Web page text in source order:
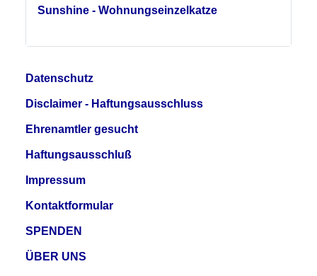
Sunshine - Wohnungseinzelkatze
Datenschutz
Disclaimer - Haftungsausschluss
Ehrenamtler gesucht
Haftungsausschluß
Impressum
Kontaktformular
SPENDEN
ÜBER UNS